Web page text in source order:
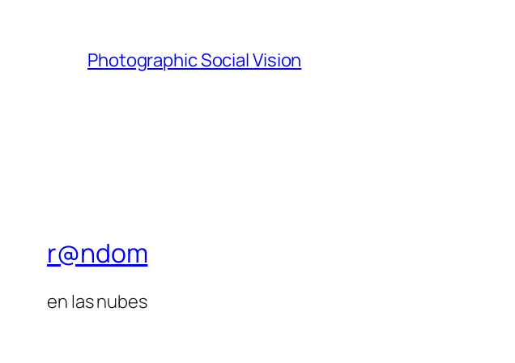
Photographic Social Vision
r@ndom
en las nubes